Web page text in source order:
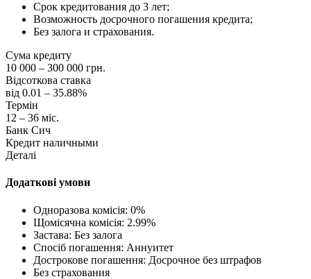
Срок кредитования до 3 лет;
Возможность досрочного погашения кредита;
Без залога и страхования.
Сума кредиту
10 000 – 300 000 грн.
Відсоткова ставка
від 0.01 – 35.88%
Термін
12 – 36 міс.
Банк Сич
Кредит наличными
Деталі
Додаткові умови
Одноразова комісія: 0%
Щомісячна комісія: 2.99%
Застава: Без залога
Спосіб погашення: Aннуитет
Дострокове погашення: Досрочное без штрафов
Без страхования